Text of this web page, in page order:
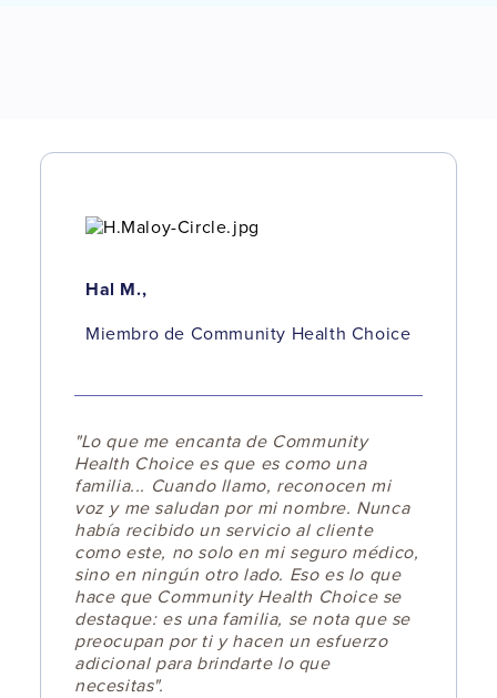
Hal M.,
Miembro de Community Health Choice
"Lo que me encanta de Community
Health Choice es que es como una
familia... Cuando llamo, reconocen mi
voz y me saludan por mi nombre. Nunca
había recibido un servicio al cliente
como este, no solo en mi seguro médico,
sino en ningún otro lado. Eso es lo que
hace que Community Health Choice se
destaque: es una familia, se nota que se
preocupan por ti y hacen un esfuerzo
adicional para brindarte lo que
necesitas".